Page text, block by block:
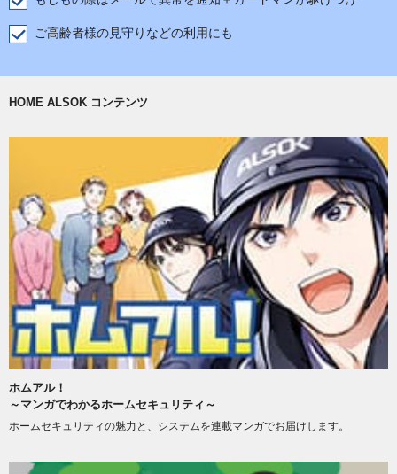
ご高齢者様の見守りなどの利用にも
HOME ALSOK コンテンツ
ホムアル！
～マンガでわかるホームセキュリティ～
ホームセキュリティの魅力と、システムを連載マンガでお届けします。